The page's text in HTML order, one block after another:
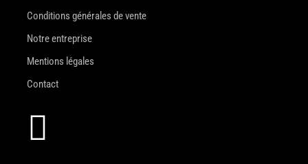
Conditions générales de vente
Notre entreprise
Mentions légales
Contact
